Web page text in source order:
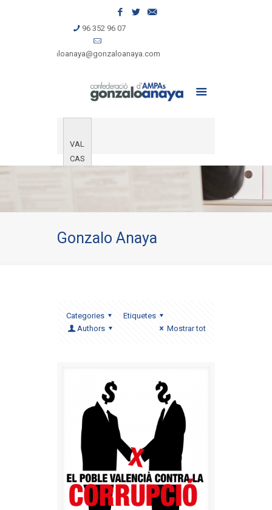
96 352 96 07
gonzaloanaya@gonzaloanaya.com
VAL
CAS
Gonzalo Anaya
Categories
Etiquetes
Authors
Mostrar tot